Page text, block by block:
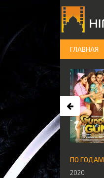
ПО ГОДАМ
2020
ГЛАВНАЯ